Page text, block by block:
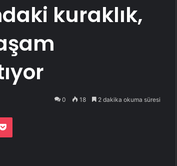
kuraklık,
0 18 2 dakika okuma süresi
Pocket